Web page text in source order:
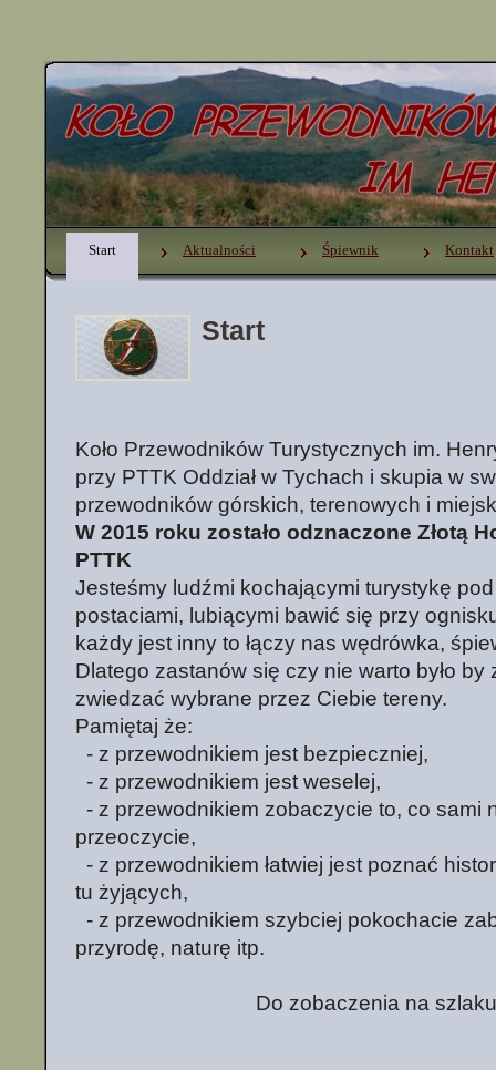
Start Aktualności Śpiewnik Kontakt
Start
Koło Przewodników Turystycznych im.
przy PTTK Oddział w Tychach i skupia w
przewodników górskich, terenowych i
W 2015 roku zostało odznaczone Złotą
PTTK
Jesteśmy ludźmi kochającymi turystykę
postaciami, lubiącymi bawić się przy
każdy jest inny to łączy nas wędrówka,
Dlatego zastanów się czy nie warto było by
zwiedzać wybrane przez Ciebie tereny.
Pamiętaj że:
- z przewodnikiem jest bezpieczniej,
- z przewodnikiem jest weselej,
- z przewodnikiem zobaczycie to, co sami
przeoczycie,
- z przewodnikiem łatwiej jest poznać
tu żyjących,
- z przewodnikiem szybciej pokochacie
przyrodę, naturę itp.
Do zobaczenia na